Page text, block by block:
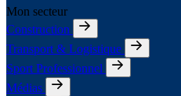
Mon secteur
Construction
Transport & Logistique
Sport Professionnel
Médias